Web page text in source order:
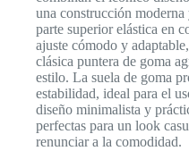
una construcción moderna
parte superior elástica en
ajuste cómodo y
clásica puntera de goma
estilo. La suela de goma
estabilidad, ideal para el
diseño minimalista y
perfectas para un look
renunciar a la comodidad.